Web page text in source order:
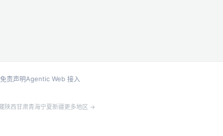
免责声明Agentic Web 接入
陕西甘肃青海宁夏新疆更多地区 →